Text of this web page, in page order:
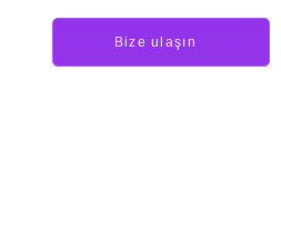
Bize ulaşın